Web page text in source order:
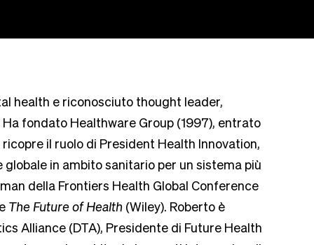
health e riconosciuto thought leader,
fondato Healthware Group (1997), entrato
il ruolo di President Health Innovation,
in ambito sanitario per un sistema più
della Frontiers Health Global Conference
The Future of Health (Wiley). Roberto è
Alliance (DTA), Presidente di Future Health